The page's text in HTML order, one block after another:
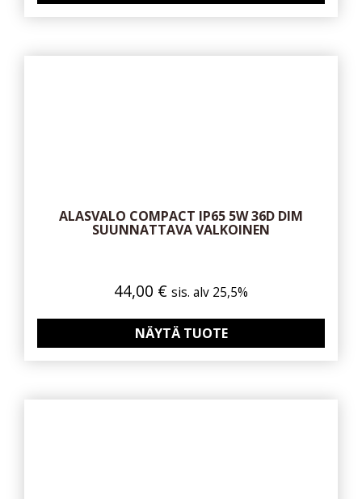
ALASVALO COMPACT IP65 5W 36D DIM
SUUNNATTAVA VALKOINEN
44,00 € sis. alv 25,5%
NÄYTÄ TUOTE